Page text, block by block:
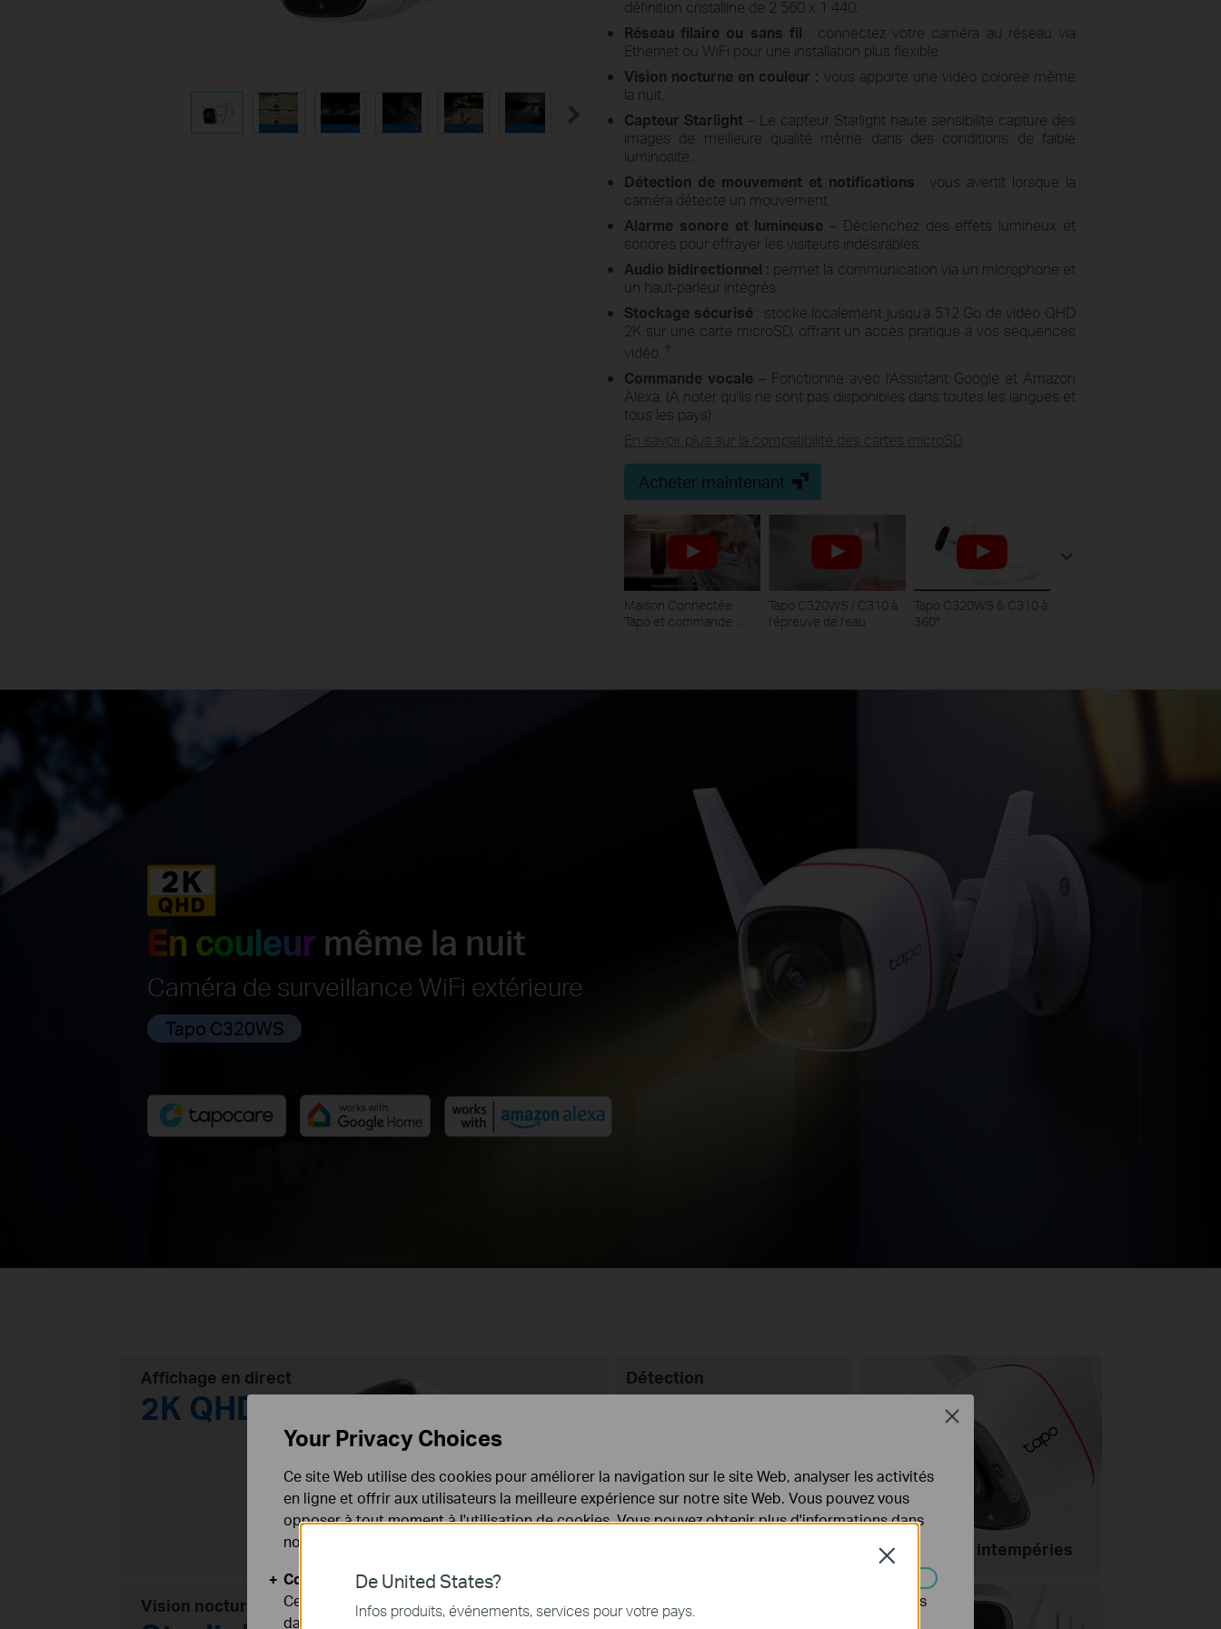
définition cristalline de 2 560 x 1 440.
Réseau filaire ou sans fil : connectez votre caméra au réseau via
Ethernet ou WiFi pour une installation plus flexible.
Vision nocturne en couleur : vous apporte une vidéo colorée même
la nuit.
Capteur Starlight – Le capteur Starlight haute sensibilité capture des
images de meilleure qualité même dans des conditions de faible
luminosité.
Détection de mouvement et notifications : vous avertit lorsque la
caméra détecte un mouvement.
Alarme sonore et lumineuse – Déclenchez des effets lumineux et
sonores pour effrayer les visiteurs indésirables.
Audio bidirectionnel : permet la communication via un microphone et
un haut-parleur intégrés.
Stockage sécurisé: stocke localement jusqu'à 512 Go de vidéo QHD
2K sur une carte microSD, offrant un accès pratique à vos séquences
vidéo. †
Commande vocale – Fonctionne avec l'Assistant Google et Amazon
Alexa. (A noter qu'ils ne sont pas disponibles dans toutes les langues et
tous les pays).
En savoir plus sur la compatibilité des cartes microSD
Acheter maintenant
Maison Connectée
Tapo et commande
Tapo C320WS / C310 à
l'épreuve de l'eau
Tapo C320WS & C310 à
360°
En couleur même la nuit
Caméra de surveillance WiFi extérieure
Tapo C320WS
Affichage en direct
2K QHD
Détection
de
IP66
résistant aux intempéries
Vision nocturne couleur
De United States?
Infos produits, événements, services pour votre pays.
Close
Your Privacy Choices
Ce site Web utilise des cookies pour améliorer la navigation sur le site Web, analyser les activités
en ligne et offrir aux utilisateurs la meilleure expérience sur notre site Web. Vous pouvez vous
opposer à tout moment à l'utilisation de cookies. Vous pouvez obtenir plus d'informations dans
notre
Cookies basiques
Ces cookies sont nécessaires au fonctionnement du site Web et ne peuvent pas être désactivés
dans vos systèmes.
Close